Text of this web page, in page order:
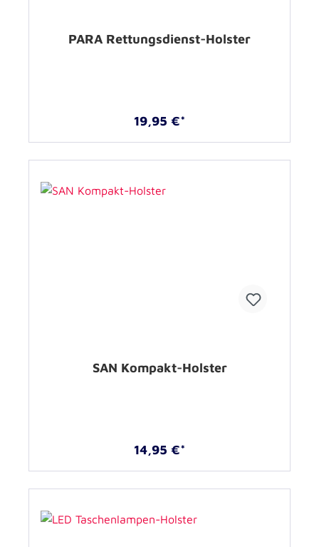
PARA Rettungsdienst-Holster
19,95 €*
SAN Kompakt-Holster
14,95 €*